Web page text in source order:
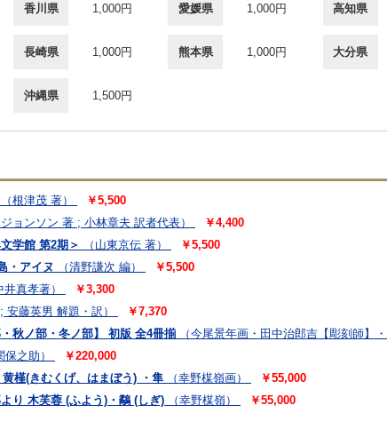
香川県 1,000円 愛媛県 1,000円 高知県
長崎県 1,000円 熊本県 1,000円 大分県
沖縄県 1,500円
（根津茂 著）
￥5,500
ジョンソン 著 ; 小林章夫 訳者代表）
￥4,400
学館 第2期＞
（山東京伝 著）
￥5,500
・アイヌ
（清野謙次 編）
￥5,500
井真孝著）
￥3,300
安藤英男 解題・訳）
￥7,370
秋ノ部・冬ノ部】 初版 全4冊揃
（今尾景年画・田中治郎吉【彫刻師】
保之助）
￥220,000
槿(きむくげ、はまぼう) ・隼
（幸野楳嶺画）
￥55,000
り 木芙蓉 (ふよう)・鷸 (しぎ)
（幸野楳嶺） ￥55,000